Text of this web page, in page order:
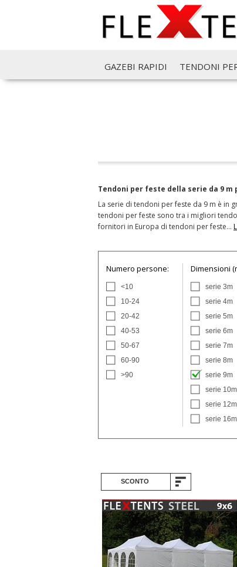
GAZEBI RAPIDI TENDONI
Tendoni per feste della serie da 9
La serie di tendoni per feste da 9 m è in
tendoni per feste sono tra i migliori
fornitori in Europa di tendoni per feste…
Numero persone:
<10
10-24
20-42
40-53
50-67
60-90
>90
Dimensioni
serie 3m
serie 4m
serie 5m
serie 6m
serie 7m
serie 8m
serie 9m
serie 10m
serie 12m
serie 16m
SCONTO